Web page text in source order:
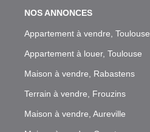
NOS ANNONCES
Appartement à vendre, Toulouse
Appartement à louer, Toulouse
Maison à vendre, Rabastens
Terrain à vendre, Frouzins
Maison à vendre, Aureville